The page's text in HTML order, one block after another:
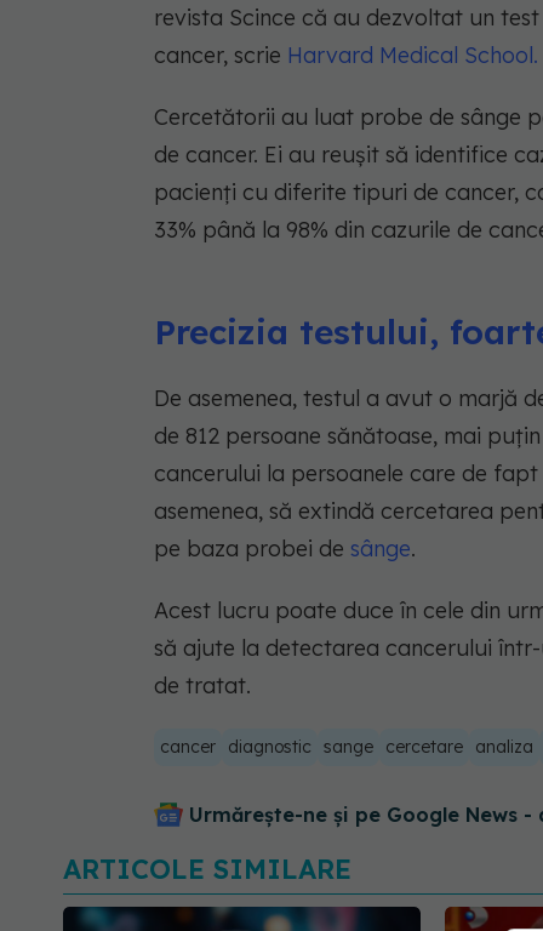
revista Scince că au dezvoltat un
cancer, scrie Harvard Medical School.
Cercetătorii au luat probe de sânge
de cancer. Ei au reușit să identifice
pacienți cu diferite tipuri de cancer,
33% până la 98% din cazurile de
Precizia testului,
De asemenea, testul a avut o marjă
de 812 persoane sănătoase, mai
cancerului la persoanele care de
asemenea, să extindă cercetarea
pe baza probei de sânge.
Acest lucru poate duce în cele din
să ajute la detectarea cancerului
de tratat.
cancer diagnostic sange cercetare analiza
Urmărește-ne și pe Google News -
ARTICOLE SIMILARE